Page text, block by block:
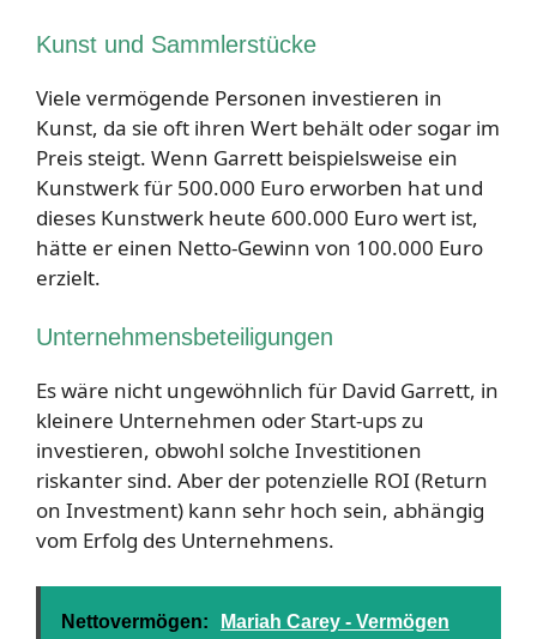
Kunst und Sammlerstücke
Viele vermögende Personen investieren in
Kunst, da sie oft ihren Wert behält oder sogar im
Preis steigt. Wenn Garrett beispielsweise ein
Kunstwerk für 500.000 Euro erworben hat und
dieses Kunstwerk heute 600.000 Euro wert ist,
hätte er einen Netto-Gewinn von 100.000 Euro
erzielt.
Unternehmensbeteiligungen
Es wäre nicht ungewöhnlich für David Garrett, in
kleinere Unternehmen oder Start-ups zu
investieren, obwohl solche Investitionen
riskanter sind. Aber der potenzielle ROI (Return
on Investment) kann sehr hoch sein, abhängig
vom Erfolg des Unternehmens.
Nettovermögen:
Mariah Carey - Vermögen